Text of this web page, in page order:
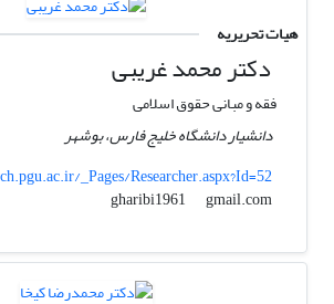
هیات تحریریه
دکتر محمد غریبی
فقه و مبانی حقوق اسلامی
دانشیار دانشگاه خلیج فارس، بوشهر
_Pages/Researcher.aspx?Id=52
gharibi1961
gmail.com